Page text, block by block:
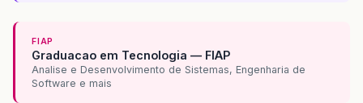
FIAP
Graduacao em Tecnologia — FIAP
Analise e Desenvolvimento de Sistemas, Engenharia de
Software e mais